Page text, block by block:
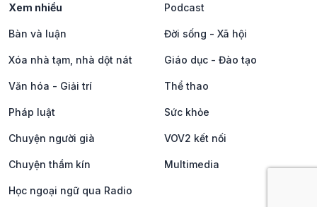
Xem nhiều Podcast
Bàn và luận Đời sống - Xã hội
Xóa nhà tạm, nhà dột nát Giáo dục - Đào tạo
Văn hóa - Giải trí Thể thao
Pháp luật Sức khỏe
Chuyện người già VOV2 kết nối
Chuyện thầm kín Multimedia
Học ngoại ngữ qua Radio